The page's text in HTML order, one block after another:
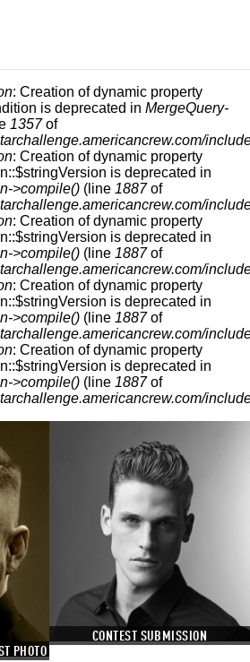
: Creation of dynamic property
is deprecated in MergeQuery-
1357of
: Creation of dynamic property
is deprecated in
>compile() (line 1887of
: Creation of dynamic property
is deprecated in
>compile() (line 1887of
: Creation of dynamic property
is deprecated in
>compile() (line 1887of
: Creation of dynamic property
is deprecated in
>compile() (line 1887of
PHOTO
CONTEST SUBMISSION